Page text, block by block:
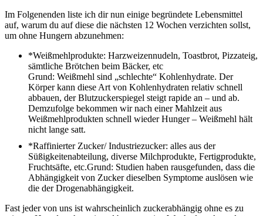
Im Folgenenden liste ich dir nun einige begründete Lebensmittel
auf, warum du auf diese die nächsten 12 Wochen verzichten sollst,
um ohne Hungern abzunehmen:
*Weißmehlprodukte: Harzweizennudeln, Toastbrot, Pizzateig,
sämtliche Brötchen beim Bäcker, etc
Grund: Weißmehl sind „schlechte“ Kohlenhydrate. Der
Körper kann diese Art von Kohlenhydraten relativ schnell
abbauen, der Blutzuckerspiegel steigt rapide an – und ab.
Demzufolge bekommen wir nach einer Mahlzeit aus
Weißmehlprodukten schnell wieder Hunger – Weißmehl hält
nicht lange satt.
*Raffinierter Zucker/ Industriezucker: alles aus der
Süßigkeitenabteilung, diverse Milchprodukte, Fertigprodukte,
Fruchtsäfte, etc.Grund: Studien haben rausgefunden, dass die
Abhängigkeit von Zucker dieselben Symptome auslösen wie
die der Drogenabhängigkeit.
Fast jeder von uns ist wahrscheinlich zuckerabhängig ohne es zu